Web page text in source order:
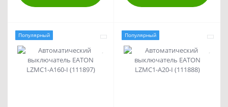
Популярный Популярный